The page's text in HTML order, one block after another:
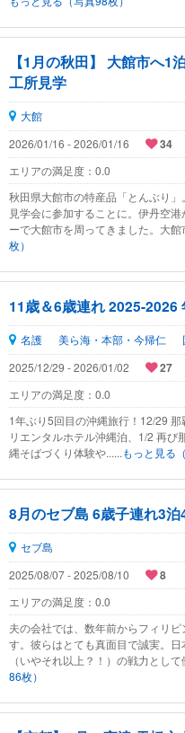
【1月の秋田】 大館市へ1
工所見学
大館
2026/01/16 - 2026/01/16
34
エリアの満足度： 0.0
秋田県大館市の特産品「とんぶり
見学会に参加することに。伊丹空
ーで大館市を周ってきました。大館
枚）
11歳＆6歳連れ 2025-2026
名護 美ら海・本部・今帰仁
2025/12/29 - 2026/01/02
27
エリアの満足度： 0.0
1年ぶり5回目の沖縄旅行！12/29
リエンタルホテル沖縄泊、1/2 再び
縄そばづくり体験や......もっと見る
8月のセブ島 6歳子連れ3
セブ島
2025/08/07 - 2025/08/10
8
エリアの満足度： 0.0
夫の会社では、数年前からフィリ
す。彼らはとても真面目で誠実。
（いやそれ以上？！）の戦力とし
86枚）